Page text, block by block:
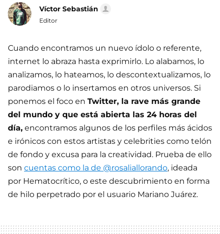
Víctor Sebastián
Editor
Cuando encontramos un nuevo ídolo o referente,
internet lo abraza hasta exprimirlo. Lo alabamos, lo
analizamos, lo hateamos, lo descontextualizamos, lo
parodiamos o lo insertamos en otros universos. Si
ponemos el foco en Twitter, la rave más grande
del mundo y que está abierta las 24 horas del
día, encontramos algunos de los perfiles más ácidos
e irónicos con estos artistas y celebrities como telón
de fondo y excusa para la creatividad. Prueba de ello
son cuentas como la de @rosaliallorando, ideada
por Hematocrítico, o este descubrimiento en forma
de hilo perpetrado por el usuario Mariano Juárez.